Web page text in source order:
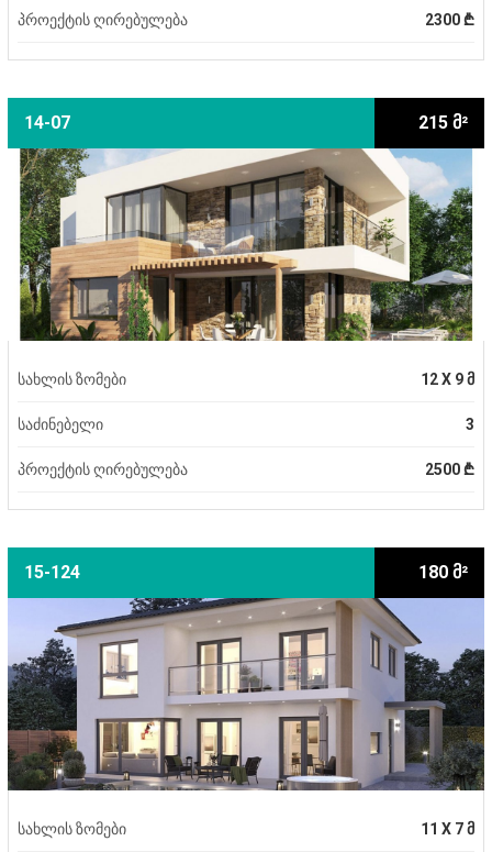
პროექტის ღირებულება 2300 ₾
14-07 215 მ²
სახლის ზომები 12 X 9 მ
საძინებელი 3
პროექტის ღირებულება 2500 ₾
15-124 180 მ²
სახლის ზომები 11 X 7 მ